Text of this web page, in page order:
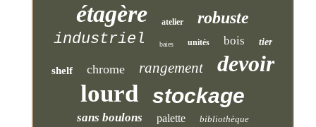
étagère atelier robuste
industriel baies unités bois tier
shelf chrome rangement devoir
lourd stockage
sans boulons palette bibliothèque